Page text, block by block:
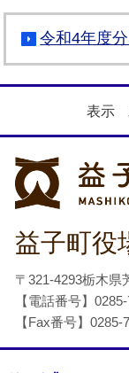
令和4年度
表示
益子町役
〒321-4293栃木県
【電話番号】
【Fax番号】0285-